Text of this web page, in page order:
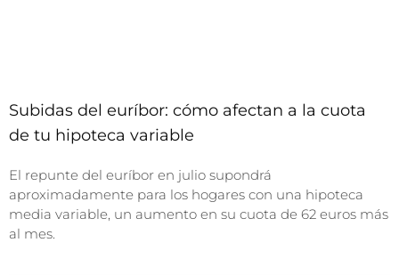
Subidas del euríbor: cómo afectan a la cuota
de tu hipoteca variable
El repunte del euríbor en julio supondrá
aproximadamente para los hogares con una hipoteca
media variable, un aumento en su cuota de 62 euros más
al mes.